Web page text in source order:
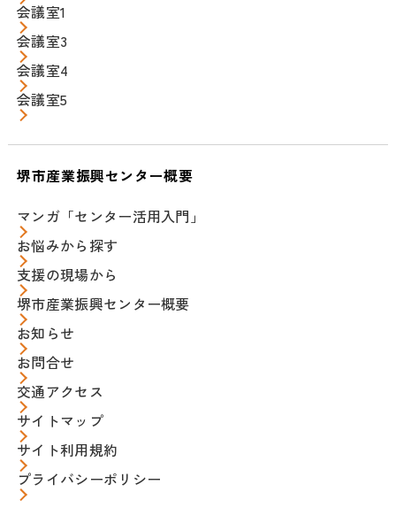
会議室1
会議室3
会議室4
会議室5
堺市産業振興センター概要
マンガ「センター活用入門」
お悩みから探す
支援の現場から
堺市産業振興センター概要
お知らせ
お問合せ
交通アクセス
サイトマップ
サイト利用規約
プライバシーポリシー